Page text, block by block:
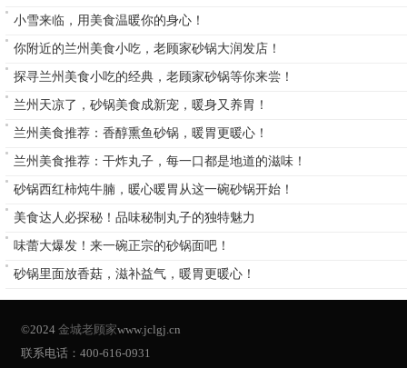
小雪来临，用美食温暖你的身心！
你附近的兰州美食小吃，老顾家砂锅大润发店！
探寻兰州美食小吃的经典，老顾家砂锅等你来尝！
兰州天凉了，砂锅美食成新宠，暖身又养胃！
兰州美食推荐：香醇熏鱼砂锅，暖胃更暖心！
兰州美食推荐：干炸丸子，每一口都是地道的滋味！
砂锅西红柿炖牛腩，暖心暖胃从这一碗砂锅开始！
美食达人必探秘！品味秘制丸子的独特魅力
味蕾大爆发！来一碗正宗的砂锅面吧！
砂锅里面放香菇，滋补益气，暖胃更暖心！
©2024金城老顾家www.jclgj.cn
联系电话：400-616-0931